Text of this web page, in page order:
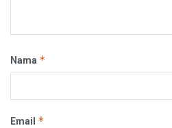
Nama *
Email *